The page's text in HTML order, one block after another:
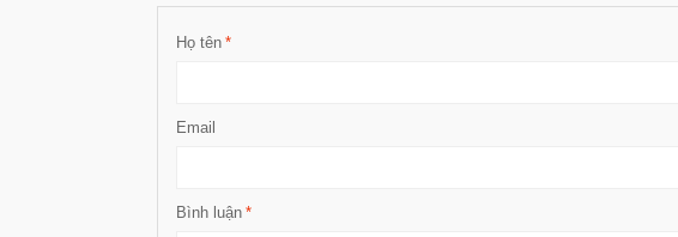
*
Họ tên
Email
*
Bình luận